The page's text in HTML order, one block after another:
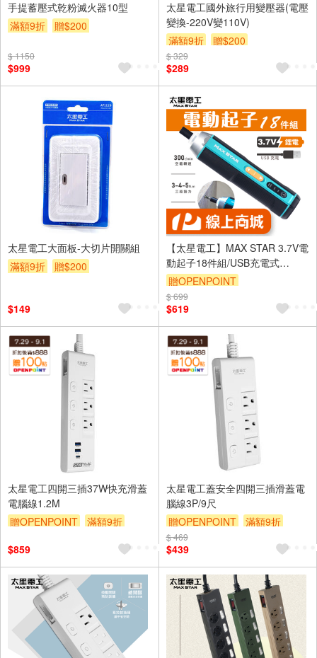
手提蓄壓式乾粉滅火器10型
滿額9折
贈$200
$ 1150
$999
太星電工國外旅行用變壓器(電壓
變換-220V變110V)
滿額9折
贈$200
$ 329
$289
太星電工大面板-大切片開關組
滿額9折
贈$200
$149
【太星電工】MAX STAR 3.7V電
動起子18件組/USB充電式
ECS102
贈OPENPOINT
$ 699
$619
太星電工四開三插37W快充滑蓋
電腦線1.2M
贈OPENPOINT
滿額9折
$859
太星電工蓋安全四開三插滑蓋電
腦線3P/9尺
贈OPENPOINT
滿額9折
贈$200
$ 469
$439